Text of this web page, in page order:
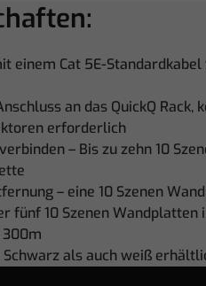
einem Cat 5E-
an das QuickQ Rack,
erforderlich
– Bis zu zehn 10
– eine 10 Szenen
fünf 10 Szenen Wandplatten
300m
Schwarz als auch weiß